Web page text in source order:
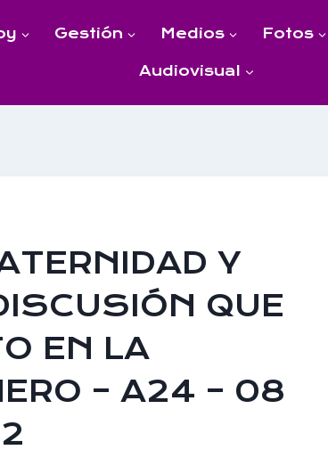
Gestión Medios Fotos
Audiovisual
Y
QUE
EN LA
– A24 – 08